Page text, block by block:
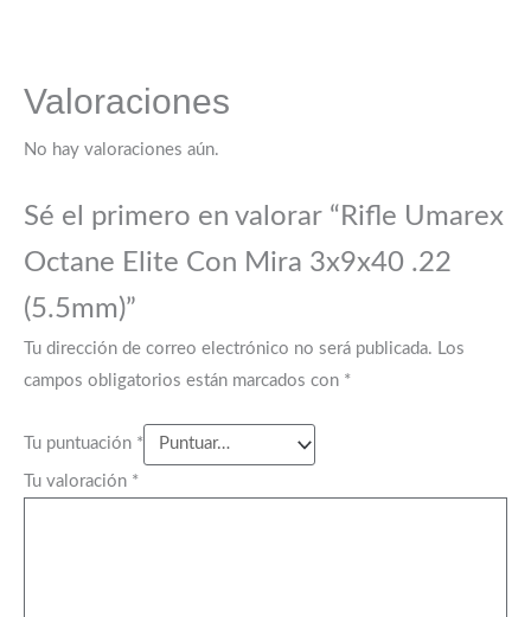
Valoraciones
No hay valoraciones aún.
Sé el primero en valorar “Rifle Umarex
Octane Elite Con Mira 3x9x40 .22
(5.5mm)”
Tu dirección de correo electrónico no será publicada. Los
campos obligatorios están marcados con *
Tu puntuación *
Tu valoración *